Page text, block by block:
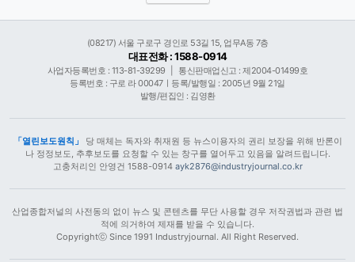
(08217) 서울 구로구 경인로 53길 15, 업무A동 7층
대표전화 : 1588-0914
사업자등록번호 : 113-81-39299
통신판매업신고 : 제2004-01499호
등록번호 : 구로 라 00047ㅣ등록/발행일 : 2005년 9월 21일
발행/편집인 : 김영환
「열린보도원칙」
당 매체는 독자와 취재원 등 뉴스이용자의 권리 보장을 위해 반론이
나 정정보도, 추후보도를 요청할 수 있는 창구를 열어두고 있음을 알려드립니다.
고충처리인 안영건 1588-0914 ayk2876@industryjournal.co.kr
산업종합저널의 사전동의 없이 뉴스 및 콘텐츠를 무단 사용할 경우 저작권법과 관련 법
적에 의거하여 제재를 받을 수 있습니다.
Copyrightⓒ Since 1991 Industryjournal. All Right Reserved.